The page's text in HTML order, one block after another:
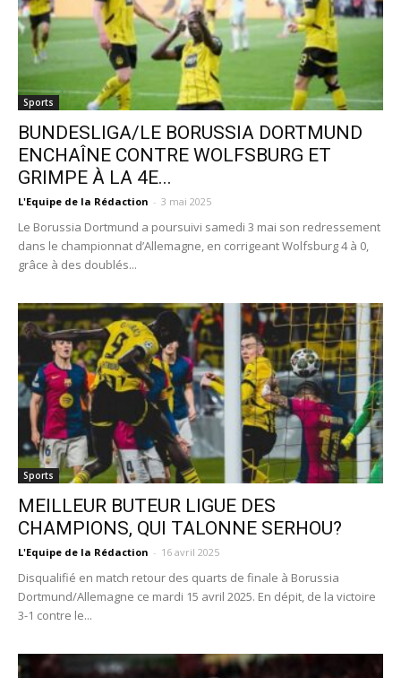
Sports
BUNDESLIGA/LE BORUSSIA DORTMUND
ENCHAÎNE CONTRE WOLFSBURG ET
GRIMPE À LA 4E...
L'Equipe de la Rédaction - 3 mai 2025
Le Borussia Dortmund a poursuivi samedi 3 mai son redressement
dans le championnat d’Allemagne, en corrigeant Wolfsburg 4 à 0,
grâce à des doublés...
Sports
MEILLEUR BUTEUR LIGUE DES
CHAMPIONS, QUI TALONNE SERHOU?
L'Equipe de la Rédaction - 16 avril 2025
Disqualifié en match retour des quarts de finale à Borussia
Dortmund/Allemagne ce mardi 15 avril 2025. En dépit, de la victoire
3-1 contre le...